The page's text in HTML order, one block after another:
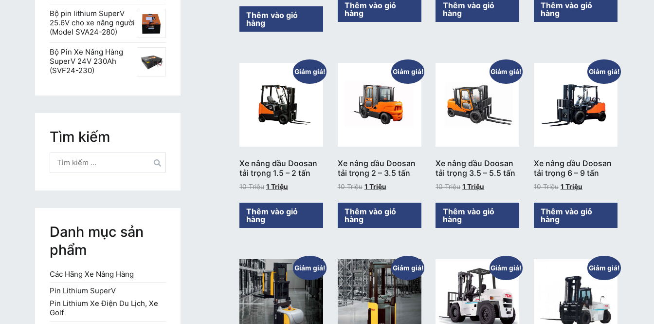
Thêm vào giỏ
hàng
Thêm vào giỏ
hàng
Thêm vào giỏ
hàng
Thêm vào giỏ
hàng
Giảm giá!
Xe nâng dầu Doosan
tải trọng 1.5 – 2 tấn
10Triệu 1 Triệu
Thêm vào giỏ
hàng
Giảm giá!
Xe nâng dầu Doosan
tải trọng 2 – 3.5 tấn
10Triệu 1 Triệu
Thêm vào giỏ
hàng
Giảm giá!
Xe nâng dầu Doosan
tải trọng 3.5 – 5.5 tấn
10Triệu 1Triệu
Thêm vào giỏ
hàng
Giảm giá!
Xe nâng dầu Doosan
tải trọng 6 – 9 tấn
10Triệu 1 Triệu
Thêm vào giỏ
hàng
Giảm giá! Giảm giá! Giảm giá! Giảm giá!
Bộ pin lithium SuperV
25.6V cho xe nâng người
(Model SVA24-280)
Bộ Pin Xe Nâng Hàng
SuperV 24V 230Ah
(SVF24-230)
Tìm kiếm
kiếm
cho:
Danh mục sản
phẩm
Các Hãng Xe Nâng Hàng
Pin Lithium SuperV
Pin Lithium Xe Điện Du Lịch, Xe
Golf